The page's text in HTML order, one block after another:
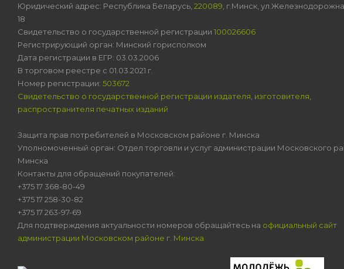
Юридический адрес: Республика Беларусь, 220089 , г.Минск,
18
Свидетельство о государственной регистрации 100026606
Регистрирующий орган: Минский горисполком
Дата регистрации в ЕГР: 03.03.2006
В торговом реестре с 01.03.2021 г.
Номер регистрации: 503672
Свидетельство о государственной регистрации издателя, изготовителя,
распространителя печатных изданий
Защита прав потребителей в Московском районе г. Минска
Уполномоченный орган: Отдел торговли и услуг администрации Московского
Минска
Контакты для обращений покупателей:
+375 17 368-80-49
+375 17 258-30-82
+375 17 263-97-69
Для подтверждения актуальности номеров обращайтесь на официальный сайт
администрации Московском районе г. Минска